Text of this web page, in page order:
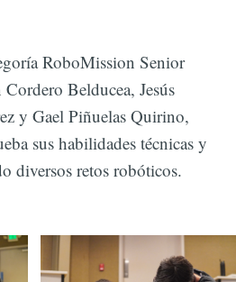
RoboMission Senior
Belducea, Jesús
y Gael Piñuelas Quirino,
sus habilidades técnicas y
diversos retos robóticos.